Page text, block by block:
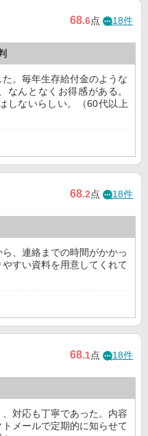
68.6点 18件
。毎年生存給付金のような
なんとなくお得感がある。
しないらしい。（60代以上
68.2点 18件
、連絡までの時間がかかっ
すい資料を用意してくれて
68.1点 18件
対応も丁寧であった。内容
メールで定期的に知らせて